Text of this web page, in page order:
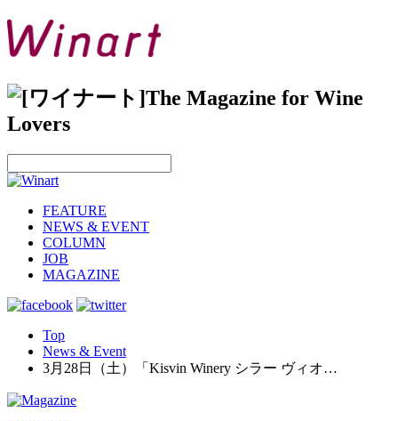
FEATURE
NEWS & EVENT
COLUMN
JOB
MAGAZINE
Top
News & Event
3月28日（土）「Kisvin Winery シラー ヴィオ…